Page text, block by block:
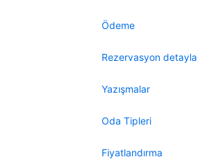
Ödeme
Rezervasyon
Yazışmalar
Oda Tipleri
Fiyatlandırma